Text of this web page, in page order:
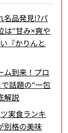
名品発見!?パ
は“甘み×爽や
『かりんと
ム到来！プロ
話題の“一包
解説
実食ランキ
別格の美味